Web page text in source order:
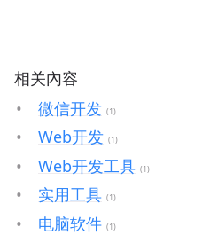
相关內容
微信开发 (1)
Web开发 (1)
Web开发工具 (1)
实用工具 (1)
电脑软件 (1)